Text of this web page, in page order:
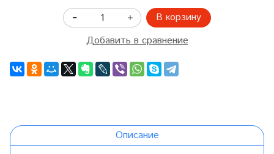
В корзину
Добавить в сравнение
Описание